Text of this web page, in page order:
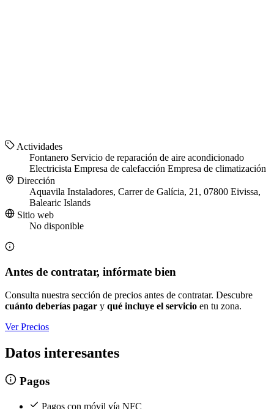
Actividades
Fontanero Servicio de reparación de aire acondicionado
Electricista Empresa de calefacción Empresa de climatización
Dirección
Aquavila Instaladores, Carrer de Galícia, 21, 07800 Eivissa,
Balearic Islands
Sitio web
No disponible
Antes de contratar, infórmate bien
Consulta nuestra sección de precios antes de contratar. Descubre
cuánto deberías pagar y qué incluye el servicio en tu zona.
Ver Precios
Datos interesantes
Pagos
Pagos con móvil vía NFC